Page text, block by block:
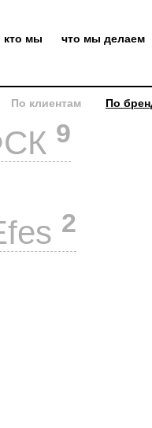
кто мы что мы делаем
По клиентам По
9
2